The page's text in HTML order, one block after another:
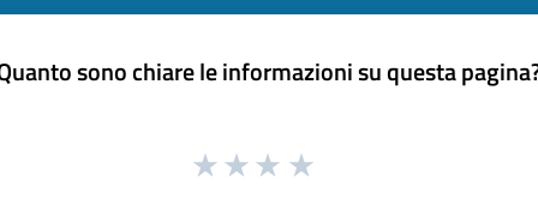
sono chiare le informazioni su questa